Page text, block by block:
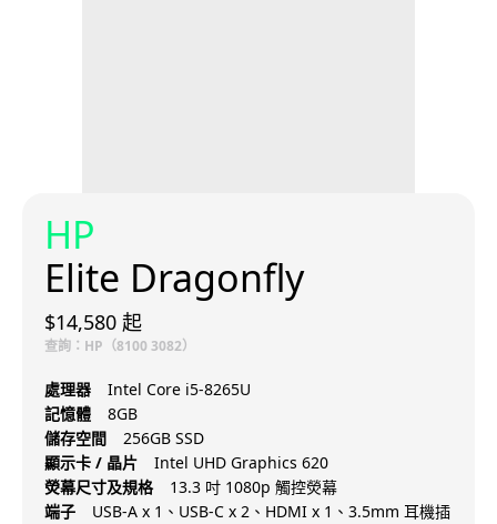
HP
Elite Dragonfly
$14,580 起
查詢：HP（8100 3082）
處理器
Intel Core i5-8265U
記憶體
8GB
儲存空間
256GB SSD
顯示卡 / 晶片
Intel UHD Graphics 620
熒幕尺寸及規格
13.3 吋 1080p 觸控熒幕
端子
USB-A x 1、USB-C x 2、HDMI x 1、3.5mm 耳機插